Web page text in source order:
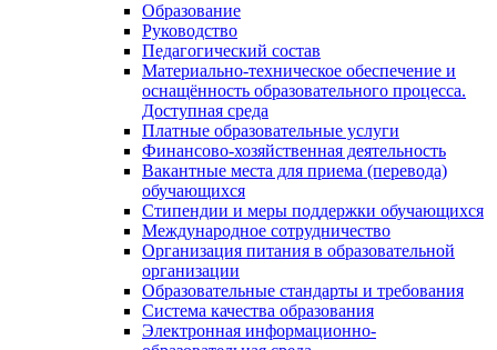
Образование
Руководство
Педагогический состав
Материально-техническое обеспечение и
оснащённость образовательного процесса.
Доступная среда
Платные образовательные услуги
Финансово-хозяйственная деятельность
Вакантные места для приема (перевода)
обучающихся
Стипендии и меры поддержки обучающихся
Международное сотрудничество
Организация питания в образовательной
организации
Образовательные стандарты и требования
Система качества образования
Электронная информационно-